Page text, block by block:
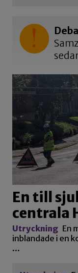
En till
centrala
Utryckning En
inblandade i en
…